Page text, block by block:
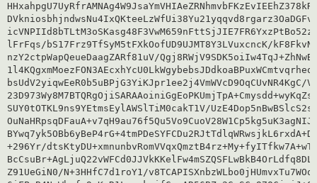
lFrFqs/bS17Frz9TfSyM5tFXkOofUD9UJMT8Y3LVuxcncK/
nzY2ctpWapQeueDaagZARf81uV/
bsUdV2yiqwEeR0b5uBPjG3YiKJpr1ee2j4VmWVcD9OqCUvNR4KgC/
SUY0tOTKL9ns9YEtmsEylAWSlTiM0cakT1V/
+296Yr/
Z91UeGiN0/N+3HHfC7d1roY1/